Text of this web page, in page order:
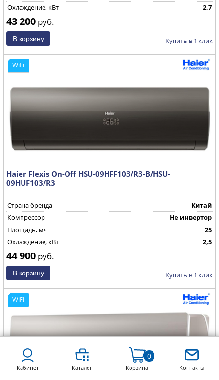
Охлаждение, кВт
2,7
43 200 руб.
Купить в 1 клик
WiFi
Haier Flexis On-Off HSU-09HFF103/R3-B/HSU-
09HUF103/R3
Страна бренда
Китай
Компрессор
Не инвертор
Площадь, м²
25
Охлаждение, кВт
2,5
44 900 руб.
Купить в 1 клик
WiFi
Кабинет Каталог Корзина
0
Контакты